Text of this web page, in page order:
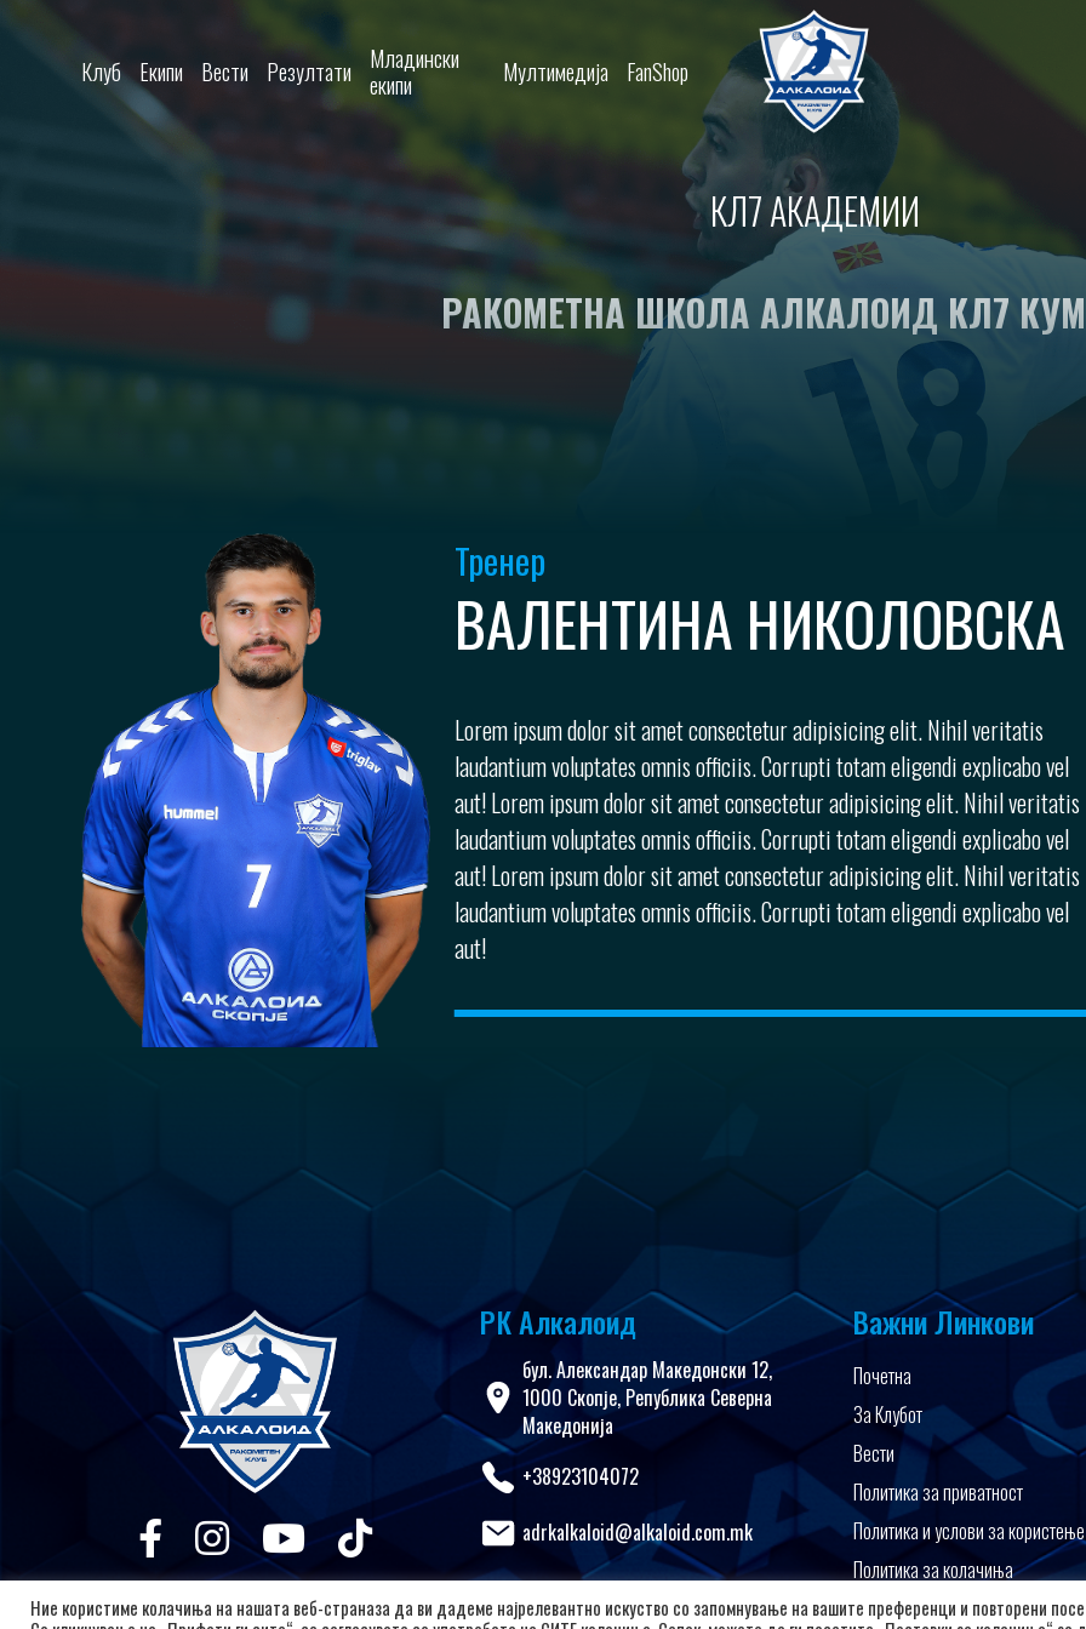
Клуб Екипи Вести Резултати Младински
екипи
Мултимедија FanShop
КЛ7 АКАДЕМИИ
РАКОМЕТНА ШКОЛА АЛКАЛОИД КЛ7
Тренер
ВАЛЕНТИНА НИКОЛОВСКА
Lorem ipsum dolor sit amet consectetur adipisicing elit. Nihil veritatis
laudantium voluptates omnis officiis. Corrupti totam eligendi explicabo vel
aut! Lorem ipsum dolor sit amet consectetur adipisicing elit. Nihil veritatis
laudantium voluptates omnis officiis. Corrupti totam eligendi explicabo vel
aut! Lorem ipsum dolor sit amet consectetur adipisicing elit. Nihil veritatis
laudantium voluptates omnis officiis. Corrupti totam eligendi explicabo vel
aut!
РК Алкалоид
бул. Александар Македонски 12,
1000 Скопје, Република Северна
Македонија
+38923104072
adrkalkaloid@alkaloid.com.mk
Важни Линкови
Почетна
За Клубот
Вести
Политика за приватност
Политика и услови за користење
Политика за колачиња
Заштита на лични податоци
Ние користиме колачиња на нашата веб-страназа да ви дадеме најрелевантно искуство со запомнување на вашите преференци и повторени